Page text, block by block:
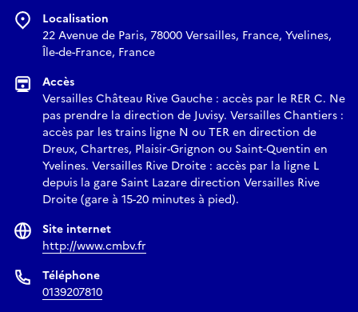
Localisation
22 Avenue de Paris, 78000 Versailles, France, Yvelines,
Île-de-France, France
Accès
Versailles Château Rive Gauche : accès par le RER C. Ne
pas prendre la direction de Juvisy. Versailles Chantiers :
accès par les trains ligne N ou TER en direction de
Dreux, Chartres, Plaisir-Grignon ou Saint-Quentin en
Yvelines. Versailles Rive Droite : accès par la ligne L
depuis la gare Saint Lazare direction Versailles Rive
Droite (gare à 15-20 minutes à pied).
Site internet
http://www.cmbv.fr
Téléphone
0139207810